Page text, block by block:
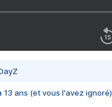
13 ans (et vous l'avez ignoré)